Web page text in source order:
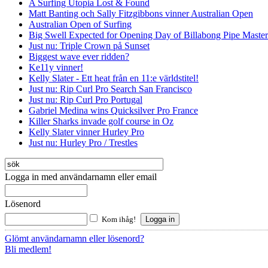
A Surfing Utopia Lost & Found
Matt Banting och Sally Fitzgibbons vinner Australian Open
Australian Open of Surfing
Big Swell Expected for Opening Day of Billabong Pipe
Just nu: Triple Crown på Sunset
Biggest wave ever ridden?
Ke11y vinner!
Kelly Slater - Ett heat från en 11:e världstitel!
Just nu: Rip Curl Pro Search San Francisco
Just nu: Rip Curl Pro Portugal
Gabriel Medina wins Quicksilver Pro France
Killer Sharks invade golf course in Oz
Kelly Slater vinner Hurley Pro
Just nu: Hurley Pro / Trestles
Logga in med användarnamn eller email
Lösenord
Kom ihåg!
Glömt användarnamn eller lösenord?
Bli medlem!